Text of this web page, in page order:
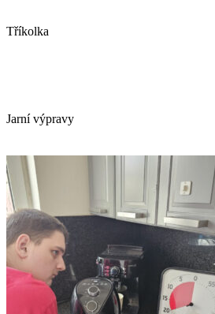
Tříkolka
Jarní výpravy